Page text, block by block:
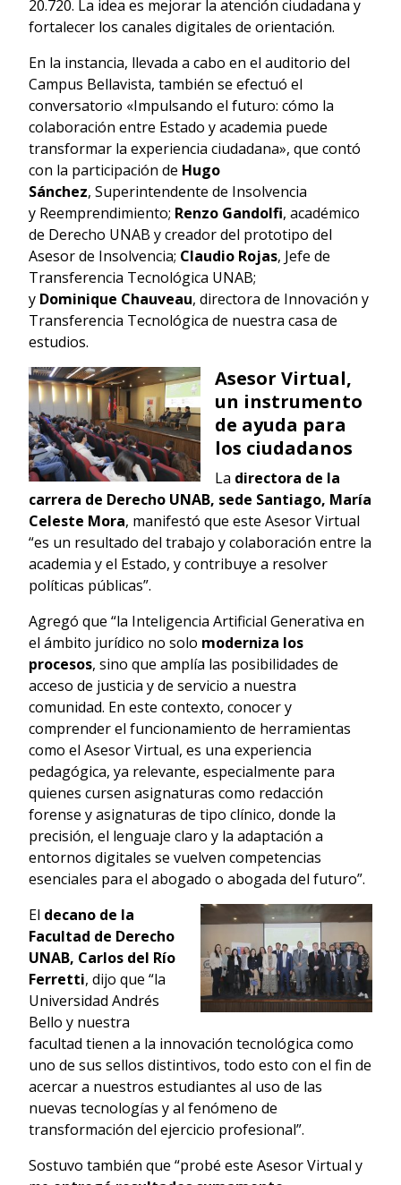
20.720. La idea es mejorar la atención ciudadana y
fortalecer los canales digitales de orientación.
En la instancia, llevada a cabo en el auditorio del
Campus Bellavista, también se efectuó el
conversatorio «Impulsando el futuro: cómo la
colaboración entre Estado y academia puede
transformar la experiencia ciudadana», que contó
con la participación de Hugo
Sánchez, Superintendente de Insolvencia
y Reemprendimiento; Renzo Gandolfi, académico
de Derecho UNAB y creador del prototipo del
Asesor de Insolvencia; Claudio Rojas, Jefe de
Transferencia Tecnológica UNAB;
y Dominique Chauveau, directora de Innovación y
Transferencia Tecnológica de nuestra casa de
estudios.
Asesor Virtual,
un instrumento
de ayuda para
los ciudadanos
La directora de la
carrera de Derecho UNAB, sede Santiago, María
Celeste Mora, manifestó que este Asesor Virtual
“es un resultado del trabajo y colaboración entre la
academia y el Estado, y contribuye a resolver
políticas públicas”.
Agregó que “la Inteligencia Artificial Generativa en
el ámbito jurídico no solo moderniza los
procesos, sino que amplía las posibilidades de
acceso de justicia y de servicio a nuestra
comunidad. En este contexto, conocer y
comprender el funcionamiento de herramientas
como el Asesor Virtual, es una experiencia
pedagógica, ya relevante, especialmente para
quienes cursen asignaturas como redacción
forense y asignaturas de tipo clínico, donde la
precisión, el lenguaje claro y la adaptación a
entornos digitales se vuelven competencias
esenciales para el abogado o abogada del futuro”.
El decano de la
Facultad de Derecho
UNAB, Carlos del Río
Ferretti, dijo que “la
Universidad Andrés
Bello y nuestra
facultad tienen a la innovación tecnológica como
uno de sus sellos distintivos, todo esto con el fin de
acercar a nuestros estudiantes al uso de las
nuevas tecnologías y al fenómeno de
transformación del ejercicio profesional”.
Sostuvo también que “probé este Asesor Virtual y